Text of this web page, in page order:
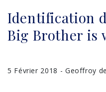
Identification
Big Brother is
5 Février 2018 - Geoffroy